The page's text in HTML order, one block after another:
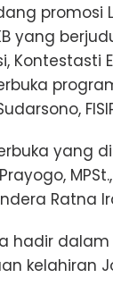
promosi
yang
Kontestasti
yang
Ratna
hadir
kelahiran